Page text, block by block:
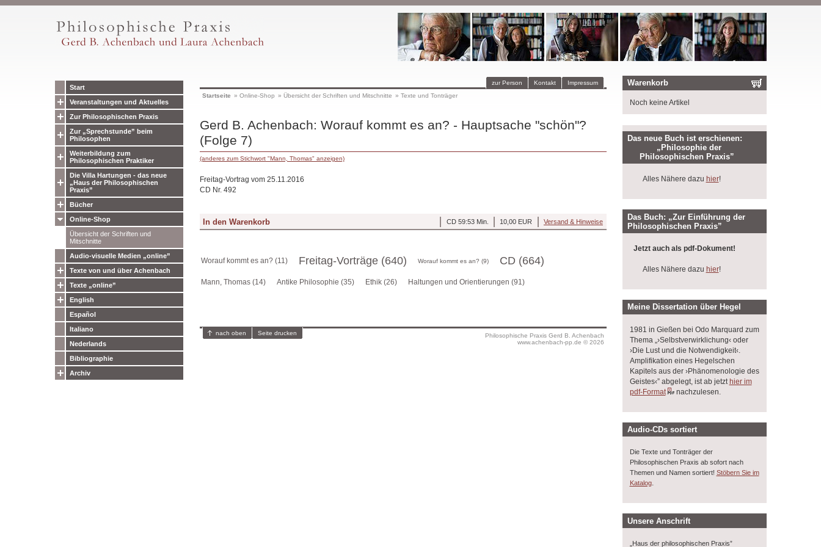
Start
Veranstaltungen und Aktuelles
Zur Philosophischen Praxis
Zur „Sprechstunde” beim
Philosophen
Weiterbildung zum
Philosophischen Praktiker
Die Villa Hartungen - das neue
„Haus der Philosophischen
Praxis”
Bücher
Online-Shop
Übersicht der Schriften und
Mitschnitte
Audio-visuelle Medien „online”
Texte von und über Achenbach
Texte „online”
English
Español
Italiano
Nederlands
Bibliographie
Archiv
Impressum
Kontakt
zur Person
Startseite » Online-Shop » Übersicht der Schriften und Mitschnitte » Texte und Tonträger
Gerd B. Achenbach: Worauf kommt es an? - Hauptsache "schön"?
(Folge 7)
(anderes zum Stichwort "Mann, Thomas" anzeigen)
Freitag-Vortrag vom 25.11.2016
CD Nr. 492
Versand & Hinweise
10,00 EUR
CD 59:53 Min.
Worauf kommt es an? (11) Freitag-Vorträge (640) Worauf kommt es an? (9) CD (664)
Mann, Thomas (14) Antike Philosophie (35) Ethik (26) Haltungen und Orientierungen (91)
Philosophische Praxis Gerd B. Achenbach
www.achenbach-pp.de © 2026
nach oben Seite drucken
Warenkorb
Noch keine Artikel
Das neue Buch ist erschienen:
„Philosophie der
Philosophischen Praxis”
Alles Nähere dazu hier!
Das Buch: „Zur Einführung der
Philosophischen Praxis”
Jetzt auch als pdf-Dokument!
Alles Nähere dazu hier!
Meine Dissertation über Hegel
1981 in Gießen bei Odo Marquard zum
Thema „›Selbstverwirklichung‹ oder
›Die Lust und die Notwendigkeit‹.
Amplifikation eines Hegelschen
Kapitels aus der ›Phänomenologie des
Geistes‹” abgelegt, ist ab jetzt hier im
pdf-Format
nachzulesen.
Audio-CDs sortiert
Die Texte und Tonträger der
Philosophischen Praxis ab sofort nach
Themen und Namen sortiert! Stöbern Sie im
Katalog.
Unsere Anschrift
„Haus der philosophischen Praxis”